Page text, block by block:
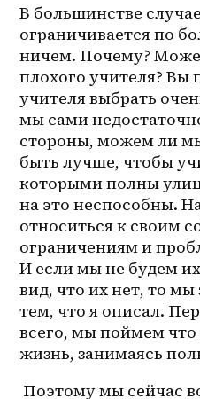
В большинстве
ограничивается по
ничем. Почему?
плохого учителя? Вы
учителя выбрать
мы сами
стороны, можем ли
быть лучше, чтобы
которыми полны
на это неспособны.
относиться к своим
ограничениям и
И если мы не будем
вид, что их нет, то
тем, что я описал.
всего, мы поймем
жизнь, занимаясь